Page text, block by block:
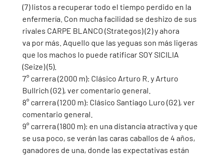
(7) listos a recuperar todo el tiempo perdido en la
enfermería. Con mucha facilidad se deshizo de sus
rivales CARPE BLANCO (Strategos) (2) y ahora
va por más. Aquello que las yeguas son más ligeras
que los machos lo puede ratificar SOY SICILIA
(Seize) (5).
7° carrera (2000 m): Clásico Arturo R. y Arturo
Bullrich (G2), ver comentario general.
8° carrera (1200 m): Clásico Santiago Luro (G2), ver
comentario general.
9° carrera (1800 m): en una distancia atractiva y que
se usa poco, se verán las caras caballos de 4 años,
ganadores de una, donde las expectativas están